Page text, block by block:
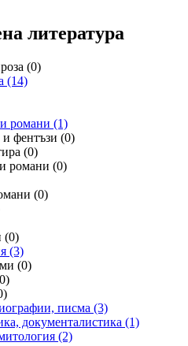
литература
(0)
(14)
романи (1)
фентъзи (0)
(0)
романи (0)
(0)
(0)
(3)
(0)
писма (3)
документалистика (1)
(2)